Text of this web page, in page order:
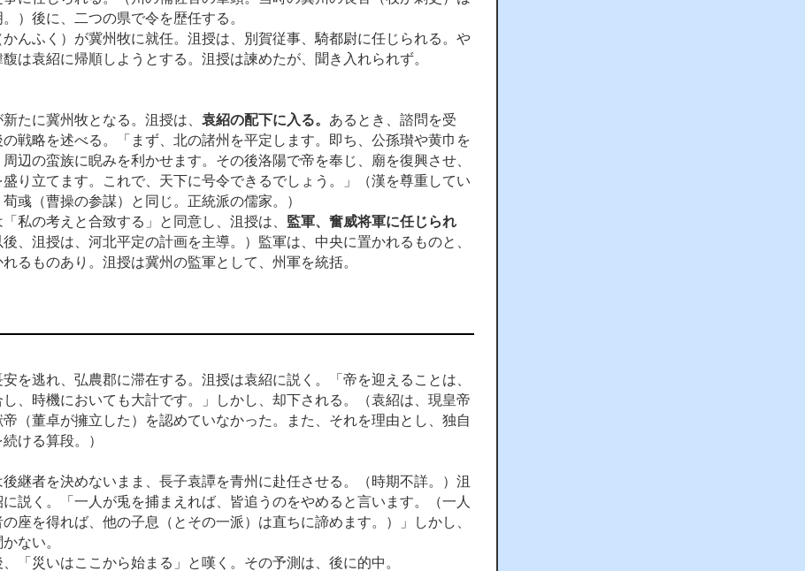
）後に、二つの県で令を歴任する。
かんふく）が冀州牧に就任。沮授は、別賀従事、騎都尉に任じられる。や
は袁紹に帰順しようとする。沮授は諫めたが、聞き入れられず。
新たに冀州牧となる。沮授は、 袁紹の配下に入る。 あるとき、諮問を受
の戦略を述べる。「まず、北の諸州を平定します。即ち、公孫瓉や黄巾を
辺の蛮族に睨みを利かせます。その後洛陽で帝を奉じ、廟を復興させ、
り立てます。これで、天下に号令できるでしょう。」（漢を尊重してい
荀彧（曹操の参謀）と同じ。正統派の儒家。）
「私の考えと合致する」と同意し、沮授は、 監軍、奮威将軍に任じられ
後、沮授は、河北平定の計画を主導。）監軍は、中央に置かれるものと、
るものあり。沮授は冀州の監軍として、州軍を統括。
安を逃れ、弘農郡に滞在する。沮授は袁紹に説く。「帝を迎えることは、
、時機においても大計です。」しかし、却下される。（袁紹は、現皇帝
帝（董卓が擁立した）を認めていなかった。また、それを理由とし、独自
ける算段。）
後継者を決めないまま、長子袁譚を青州に赴任させる。（時期不詳。）沮
説く。「一人が兎を捕まえれば、皆追うのをやめると言います。（一人
座を得れば、他の子息（とその一派）は直ちに諦めます。）」しかし、
ない。
、「災いはここから始まる」と嘆く。その予測は、後に的中。